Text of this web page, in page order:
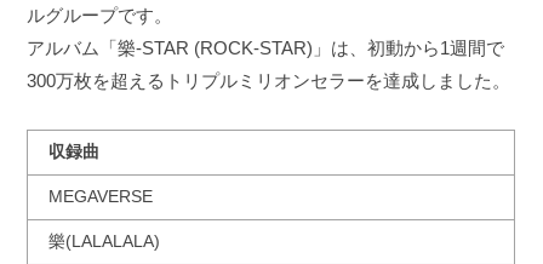
ルグループです。
アルバム「樂-STAR (ROCK-STAR)」は、初動から1週間で
300万枚を超えるトリプルミリオンセラーを達成しました。
収録曲
MEGAVERSE
樂(LALALALA)